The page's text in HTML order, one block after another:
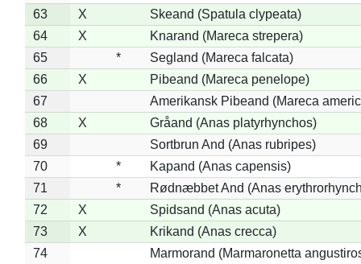
63
X
Skeand (Spatula clypeata)
64
X
Knarand (Mareca strepera)
65
*
Segland (Mareca falcata)
66
X
Pibeand (Mareca penelope)
67
Amerikansk Pibeand (Mareca
68
X
Gråand (Anas platyrhynchos)
69
Sortbrun And (Anas rubripes)
70
*
Kapand (Anas capensis)
71
*
Rødnæbbet And (Anas
72
X
Spidsand (Anas acuta)
73
X
Krikand (Anas crecca)
74
Marmorand (Marmaronetta